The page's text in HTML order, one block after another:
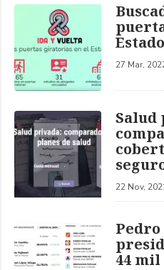
Estado
27 Mar,
Salud
22 Nov,
44